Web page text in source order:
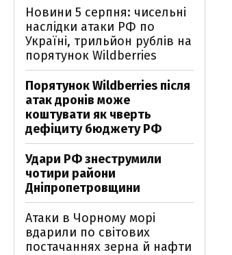
Новини 5 серпня: чисельні
наслідки атаки РФ по
Україні, трильйон рублів на
порятунок Wildberries
Порятунок Wildberries після
атак дронів може
коштувати як чверть
дефіциту бюджету РФ
Удари РФ знеструмили
чотири райони
Дніпропетровщини
Атаки в Чорному морі
вдарили по світових
постачаннях зерна й нафти